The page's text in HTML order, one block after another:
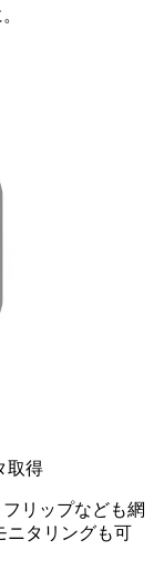
取得
リップなども網
ニタリングも可